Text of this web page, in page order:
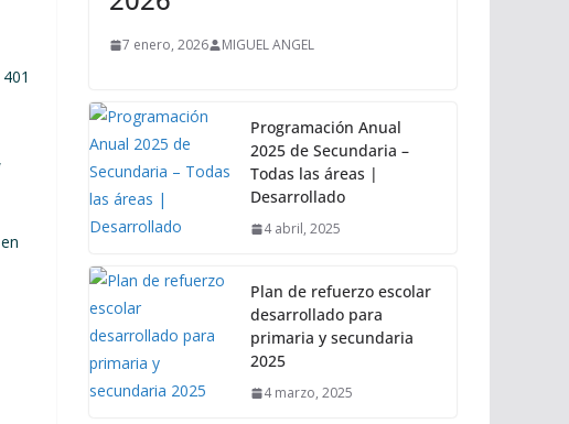
7 enero, 2026 MIGUEL ANGEL
Programación Anual
2025 de Secundaria –
Todas las áreas |
Desarrollado
4 abril, 2025
Plan de refuerzo escolar
desarrollado para
primaria y secundaria
2025
4 marzo, 2025